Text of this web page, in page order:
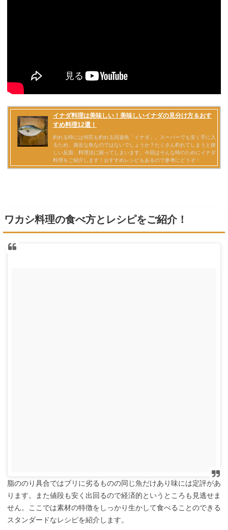
ワカシ料理の食べ方とレシピをご紹介！
脂ののり具合ではブリに劣るものの同じ魚だけあり味には定評があ
ります。また値段も安く出回るので経済的というところも見逃せま
せん。ここでは素材の特徴をしっかり生かして食べることのできる
スタンダードなレシピを紹介します。